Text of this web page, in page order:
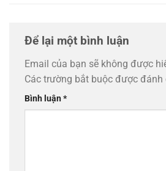
Để lại một bình luận
Email của bạn sẽ không được
Các trường bắt buộc được đánh
Bình luận*